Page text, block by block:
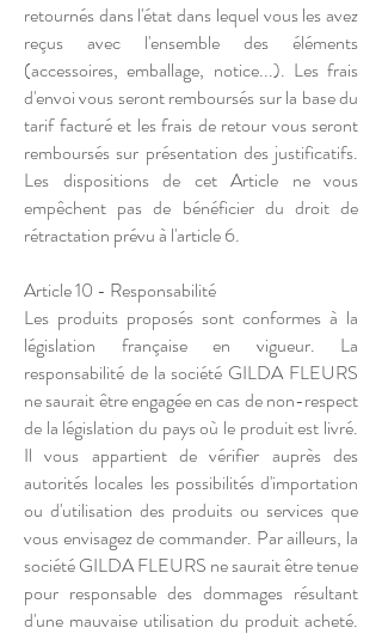
retournés dans l'état dans lequel vous les avez
reçus avec l'ensemble des éléments
(accessoires, emballage, notice...). Les frais
d'envoi vous seront remboursés sur la base du
tarif facturé et les frais de retour vous seront
remboursés sur présentation des justificatifs.
Les dispositions de cet Article ne vous
empêchent pas de bénéficier du droit de
rétractation prévu à l'article 6.
Article 10 - Responsabilité
Les produits proposés sont conformes à la
législation française en vigueur. La
responsabilité de la société GILDA FLEURS
ne saurait être engagée en cas de non-respect
de la législation du pays où le produit est livré.
Il vous appartient de vérifier auprès des
autorités locales les possibilités d'importation
ou d'utilisation des produits ou services que
vous envisagez de commander. Par ailleurs, la
société GILDA FLEURS ne saurait être tenue
pour responsable des dommages résultant
d'une mauvaise utilisation du produit acheté.